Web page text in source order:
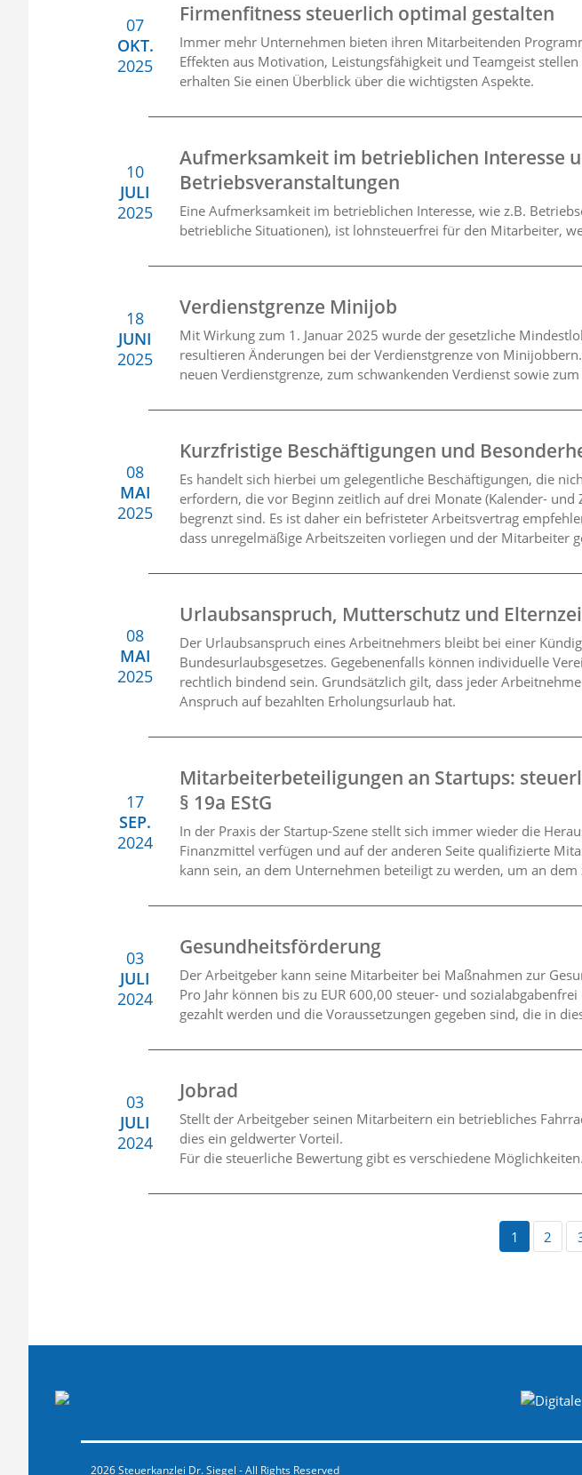
07
OKT.
2025
Firmenfitness steuerlich optimal gestalten
Immer mehr Unternehmen bieten ihren Mitarbeitenden
Effekten aus Motivation, Leistungsfähigkeit und Teamgeist
erhalten Sie einen Überblick über die wichtigsten Aspekte.
10
JULI
2025
Aufmerksamkeit im betrieblichen Interesse
Betriebsveranstaltungen
Eine Aufmerksamkeit im betrieblichen Interesse, wie z.B.
betriebliche Situationen), ist lohnsteuerfrei für den Mitarbeiter,
18
JUNI
2025
Verdienstgrenze Minijob
Mit Wirkung zum 1. Januar 2025 wurde der gesetzliche
resultieren Änderungen bei der Verdienstgrenze von
neuen Verdienstgrenze, zum schwankenden Verdienst sowie
08
MAI
2025
Kurzfristige Beschäftigungen und
Es handelt sich hierbei um gelegentliche Beschäftigungen, die
erfordern, die vor Beginn zeitlich auf drei Monate (Kalender-
begrenzt sind. Es ist daher ein befristeter Arbeitsvertrag
dass unregelmäßige Arbeitszeiten vorliegen und der Mitarbeiter
08
MAI
2025
Urlaubsanspruch, Mutterschutz und
Der Urlaubsanspruch eines Arbeitnehmers bleibt bei einer
Bundesurlaubsgesetzes. Gegebenenfalls können individuelle
rechtlich bindend sein. Grundsätzlich gilt, dass jeder
Anspruch auf bezahlten Erholungsurlaub hat.
17
SEP.
2024
Mitarbeiterbeteiligungen an Startups:
§ 19a EStG
In der Praxis der Startup-Szene stellt sich immer wieder die
Finanzmittel verfügen und auf der anderen Seite qualifizierte
kann sein, an dem Unternehmen beteiligt zu werden, um an
03
JULI
2024
Gesundheitsförderung
Der Arbeitgeber kann seine Mitarbeiter bei Maßnahmen zur
Pro Jahr können bis zu EUR 600,00 steuer- und
gezahlt werden und die Voraussetzungen gegeben sind, die in
03
JULI
2024
Jobrad
Stellt der Arbeitgeber seinen Mitarbeitern ein betriebliches
dies ein geldwerter Vorteil.
Für die steuerliche Bewertung gibt es verschiedene Möglichkeiten.
1 2
2026 Steuerkanzlei Dr. Siegel - All Rights Reserved